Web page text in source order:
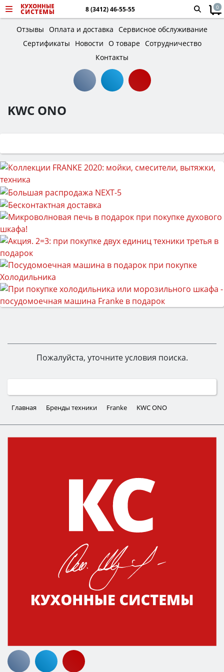
8 (3412) 46-55-55 0
Отзывы Оплата и доставка Сервисное обслуживание
Сертификаты
Новости О товаре Сотрудничество
Контакты
KWC ONO
Пожалуйста, уточните условия поиска.
Главная Бренды техники Franke KWC ONO